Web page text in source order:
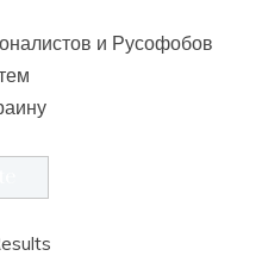
и Русофобов